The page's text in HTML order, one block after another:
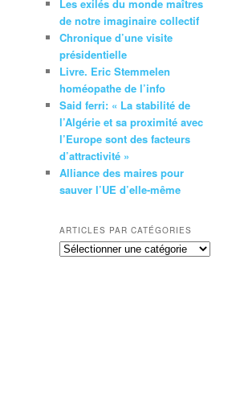
Les exilés du monde maîtres
de notre imaginaire collectif
Chronique d’une visite
présidentielle
Livre. Eric Stemmelen
homéopathe de l’info
Said ferri: « La stabilité de
l’Algérie et sa proximité avec
l’Europe sont des facteurs
d’attractivité »
Alliance des maires pour
sauver l’UE d’elle-même
ARTICLES PAR CATÉGORIES
Articles